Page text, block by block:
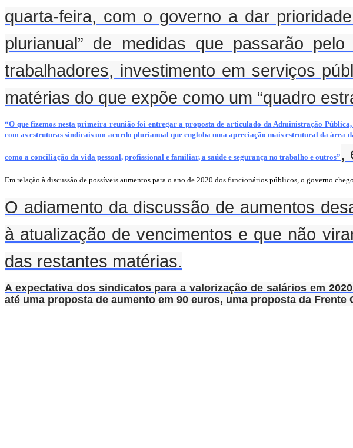
quarta-feira, com o governo a dar
plurianual” de medidas que passarão
trabalhadores, investimento em serviços
matérias do que expõe como um “quadro
“O que fizemos nesta primeira reunião foi entregar a proposta de articulado da Administração
com as estruturas sindicais um acordo plurianual que engloba uma apreciação mais estrutural da
como a conciliação da vida pessoal, profissional e familiar, a saúde e segurança no trabalho e outros” ,
Em relação à discussão de possíveis aumentos para o ano de 2020 dos funcionários públicos, o governo
O adiamento da discussão de aumentos
à atualização de vencimentos e que não
das restantes matérias.
A expectativa dos sindicatos para a valorização de salários em
até uma proposta de aumento em 90 euros, uma proposta da